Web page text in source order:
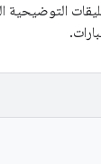
التوضيحية